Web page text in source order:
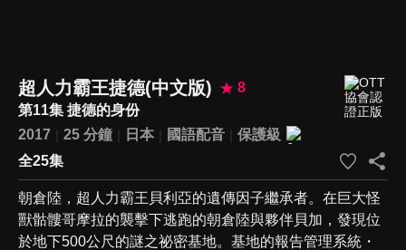
超人力霸王捷德(中文版)
8
第11集 捷德的身份
2017
25 分鐘 日本 國語配音
保護級
全25集
朝倉陸，超人力霸王貝利亞的遺傳因子繼承者。在巨大怪
獸骷髏哥摩拉的襲擊下逃跑的朝倉陸與夥伴貝加，發現位
於地下500公尺的謎之祕密基地。基地的報告管理系統・